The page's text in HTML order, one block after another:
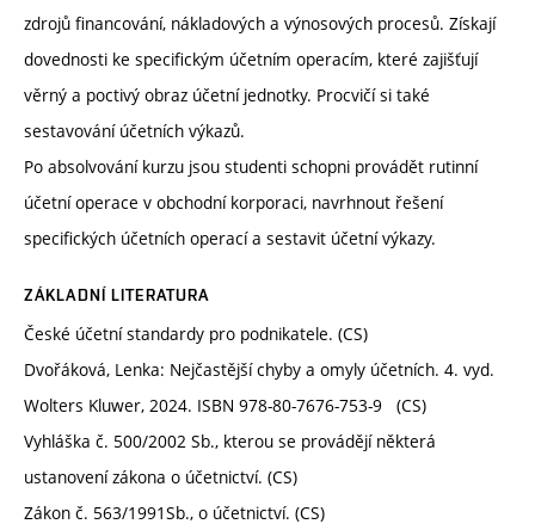
zdrojů financování, nákladových a výnosových procesů. Získají
dovednosti ke specifickým účetním operacím, které zajišťují
věrný a poctivý obraz účetní jednotky. Procvičí si také
sestavování účetních výkazů.
Po absolvování kurzu jsou studenti schopni provádět rutinní
účetní operace v obchodní korporaci, navrhnout řešení
specifických účetních operací a sestavit účetní výkazy.
ZÁKLADNÍ LITERATURA
České účetní standardy pro podnikatele. (CS)
Dvořáková, Lenka: Nejčastější chyby a omyly účetních. 4. vyd.
Wolters Kluwer, 2024. ISBN 978-80-7676-753-9 (CS)
Vyhláška č. 500/2002 Sb., kterou se provádějí některá
ustanovení zákona o účetnictví. (CS)
Zákon č. 563/1991Sb., o účetnictví. (CS)